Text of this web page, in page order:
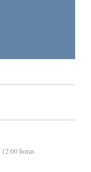
horas